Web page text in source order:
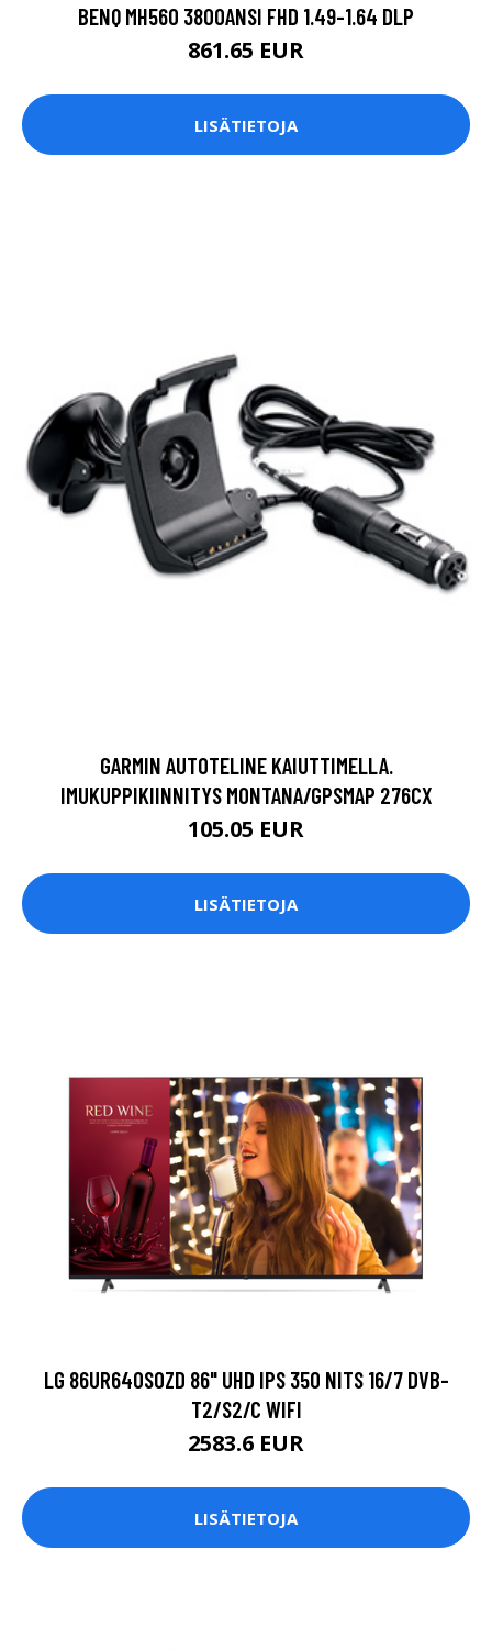
BENQ MH560 3800ANSI FHD 1.49-1.64 DLP
861.65 EUR
LISÄTIETOJA
GARMIN AUTOTELINE KAIUTTIMELLA.
IMUKUPPIKIINNITYS MONTANA/GPSMAP 276CX
105.05 EUR
LISÄTIETOJA
LG 86UR640S0ZD 86" UHD IPS 350 NITS 16/7 DVB-
T2/S2/C WIFI
2583.6 EUR
LISÄTIETOJA